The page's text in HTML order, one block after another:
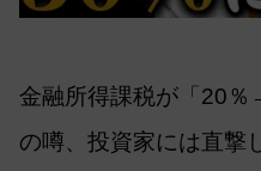
金融所得課税が「20
の噂、投資家には直撃